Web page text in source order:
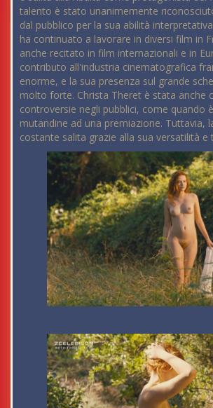
talento è stato unanimemente
dal pubblico per la sua abilità
ha continuato a lavorare in diversi film in
anche recitato in film internazionali e in
contributo all'industria cinematografica
enorme, e la sua presenza sul grande
molto forte. Christa Theret è stata anche
controversie negli pubblici, come quando
mutandine ad una premiazione. Tuttavia,
costante salita grazie alla sua versatilità e